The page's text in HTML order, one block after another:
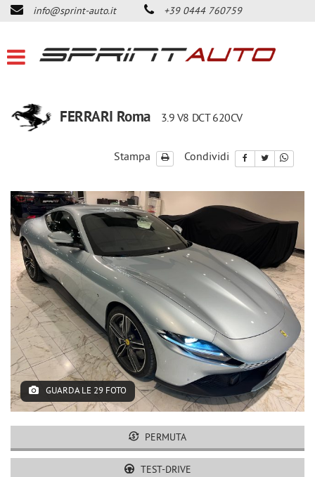
HOME
LISTA VEICOLI
ACQUISTIAMO USATO
NEWS
AREA COMMERCIANTI
info@sprint-auto.it +39 0444 760759
FERRARI Roma 3.9 V8 DCT 620CV
Stampa Condividi
GUARDA LE 29 FOTO
PERMUTA
TEST-DRIVE